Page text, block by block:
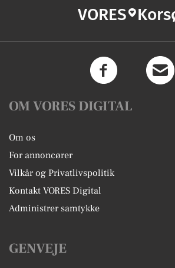
VORES
OM VORES DIGITAL
Om os
For annoncører
Vilkår og Privatlivspolitik
Kontakt VORES Digital
Administrer samtykke
GENVEJE